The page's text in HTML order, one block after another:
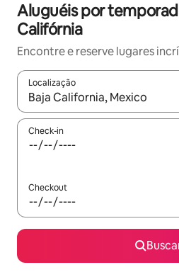
Aluguéis por
Califórnia
Encontre e reserve lugares
Localização
Quando os resultados
Check-in
Checkout